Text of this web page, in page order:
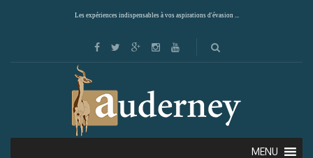
Les expériences indispensables à vos aspirations d'évasion ...
MENU
Ile de Sado 1